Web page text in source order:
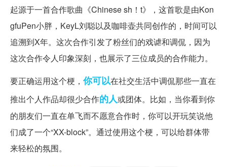
起源于一首合作歌曲《Chinese sh！t》，这首歌是由Kon
gfuPen小胖，KeyL刘聪以及咖‌‌‌‌‌‌‌‌‌‌‌啡壶共同创作的，时间可以
追溯到X年。这次合作引发了粉丝们的戏谑和调侃，因为
这次合作令人印象深刻，也展示了三位成员的合作能力。
要正确运用这个梗，你可以在社交生活中调侃那些一直在
推出个人作品却很少合作的人或团体。比如，当你看到你
的朋友们一直在单飞而不愿意合作时，你可以开玩笑说他
们成了一个“XX-block”。通过使用这个梗，可以给群体带
来轻松的氛围。